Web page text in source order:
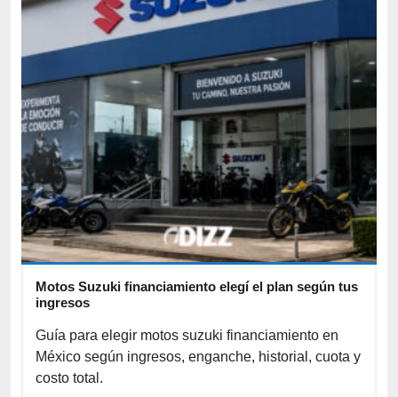
Motos Suzuki financiamiento elegí el plan según tus
ingresos
Guía para elegir motos suzuki financiamiento en
México según ingresos, enganche, historial, cuota y
costo total.